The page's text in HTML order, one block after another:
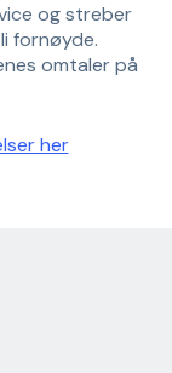
og streber
fornøyde.
omtaler på
her